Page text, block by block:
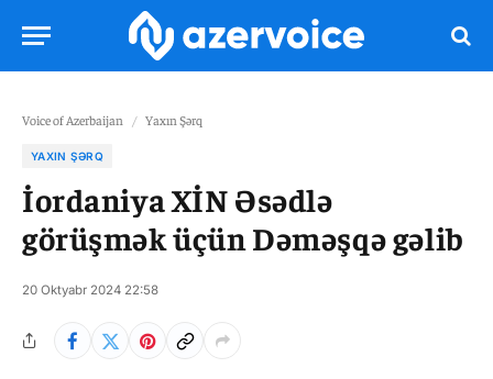
Voice of Azerbaijan / Yaxın Şərq
YAXIN ŞƏRQ
İordaniya XİN Əsədlə
görüşmək üçün Dəməşqə gəlib
20 Oktyabr 2024 22:58